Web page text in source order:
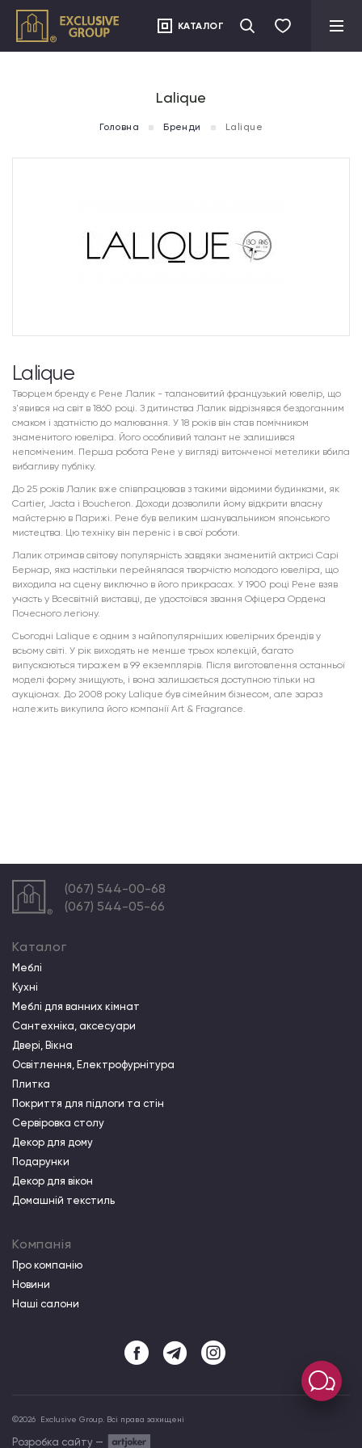
КАТАЛОГ
Lalique
Головна Бренди Lalique
Lalique
Творцем бренду є Рене Лалик - талановитий французький ювелір, що
з'явився на світ в 1860 році. З дитинства Лалик відрізнявся бездоганним
смаком і здатністю до малювання. У 18 років він став помічником
знаменитого ювеліра. Його особливий талант не залишився
непоміченим. Перша робота Рене у вигляді витонченої метелики вбила
вибагливу публіку.
До 25 років Лалик вже співпрацював з такими відомими будинками, як
Cartier, Jacta і Boucheron. Доходи дозволили йому відкрити власну
майстерню в Парижі. Рене був великим шанувальником японського
мистецтва. Цю техніку він переніс і в свої роботи.
Лалик отримав світову популярність завдяки знаменитій актрисі Сарі
Бернар, яка настільки перейнялася творчістю молодого ювеліра, що
виходила на сцену виключно в його прикрасах. У 1900 році Рене взяв
участь у Всесвітній виставці, де удостоївся звання Офіцера Ордена
Почесного легіону.
Сьогодні Lalique є одним з найпопулярніших ювелірних брендів у
всьому світі. У рік виходять не менше трьох колекцій, багато
випускаються тиражем в 99 екземплярів. Після виготовлення останньої
моделі форму знищують, і вона залишається доступною тільки на
аукціонах. До 2008 року Lalique був сімейним бізнесом, але зараз
належить викупила його компанії Art & Fragrance.
(067) 544-00-68
(067) 544-05-66
Каталог
Меблі
Кухні
Меблі для ванних кімнат
Сантехніка, аксесуари
Двері, Вікна
Освітлення, Електрофурнітура
Плитка
Покриття для підлоги та стін
Сервіровка столу
Декор для дому
Подарунки
Декор для вікон
Домашній текстиль
Компанія
Про компанiю
Новини
Наші салони
©2026 Exclusive Group. Всі права захищені
Розробка сайту —